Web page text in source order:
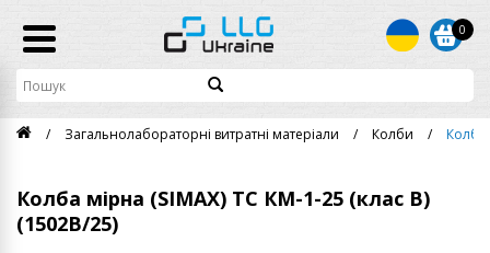
0
Загальнолабораторні витратні матеріали Колби Колба
Колба мірна (SIMAX) ТС КМ-1-25 (клас B)
(1502B/25)